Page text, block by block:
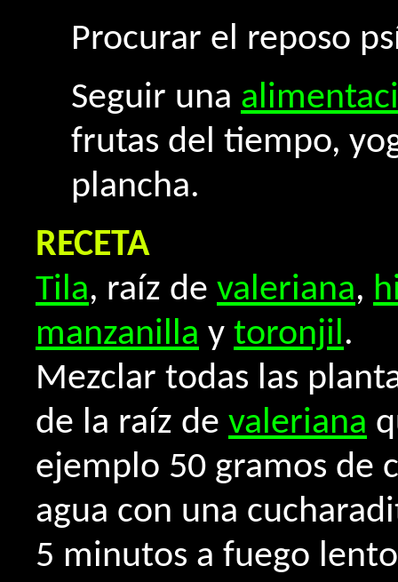
Procurar el reposo
Seguir una
frutas del tiempo,
plancha.
RECETA
Tila, raíz de valeriana,
manzanilla y toronjil.
Mezclar todas las
de la raíz de valeriana
ejemplo 50 gramos de
agua con una
5 minutos a fuego